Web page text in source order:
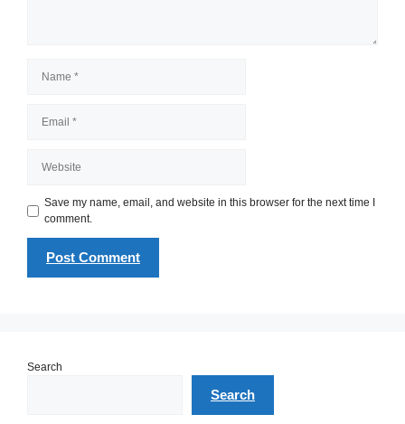
Save my name, email, and website in this browser for the next time I
comment.
Search
Search